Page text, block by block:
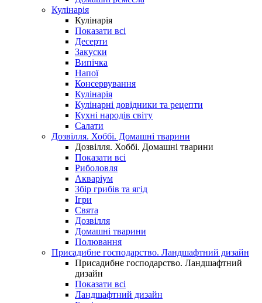
Кулінарія
Кулінарія
Показати всі
Десерти
Закуски
Випічка
Напої
Консервування
Кулінарія
Кулінарні довідники та рецепти
Кухні народів світу
Салати
Дозвілля. Хоббі. Домашні тварини
Дозвілля. Хоббі. Домашні тварини
Показати всі
Риболовля
Акваріум
Збір грибів та ягід
Ігри
Свята
Дозвілля
Домашні тварини
Полювання
Присадибне господарство. Ландшафтний дизайн
Присадибне господарство. Ландшафтний
дизайн
Показати всі
Ландшафтний дизайн